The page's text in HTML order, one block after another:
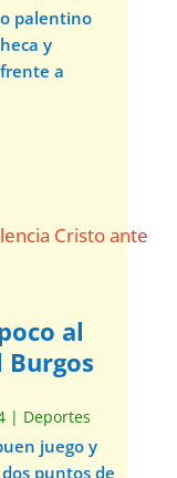
palentino
y
a
al
Burgos
| Deportes
juego y
puntos de